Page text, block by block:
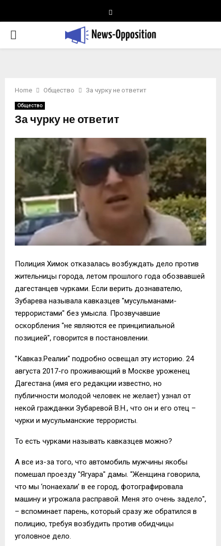
PRIMARY
Home Общество За чурку не ответит
Общество
За чурку не ответит
Полиция Химок отказалась возбуждать дело против
жительницы города, летом прошлого года обозвавшей
дагестанцев чурками. Если верить дознавателю,
Зубарева называла кавказцев "мусульманами-
террористами" без умысла. Прозвучавшие
оскорбления "не являются ее принципиальной
позицией", говорится в постановлении.
"Кавказ.Реалии" подробно освещал эту историю. 24
августа 2017-го проживающий в Москве уроженец
Дагестана (имя его редакции известно, но
публичности молодой человек не желает) узнал от
некой гражданки Зубаревой В.Н., что он и его отец –
чурки и мусульманские террористы.
То есть чурками называть кавказцев можно?
А все из-за того, что автомобиль мужчины якобы
помешал проезду "Ягуара" дамы. "Женщина говорила,
что мы ‘понаехали’ в ее город, фотографировала
машину и угрожала расправой. Меня это очень задело",
– вспоминает парень, который сразу же обратился в
полицию, требуя возбудить против обидчицы
уголовное дело.​